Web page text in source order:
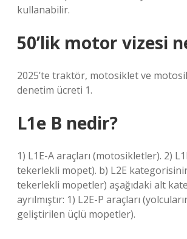
kullanabilir.
50’lik motor vizesi
2025’te traktör, motosiklet ve
denetim ücreti 1.
L1e B nedir?
1) L1E-A araçları (motosikletler). 2)
tekerlekli mopet). b) L2E
tekerlekli mopetler) aşağıdaki alt
ayrılmıştır: 1) L2E-P araçları
geliştirilen üçlü mopetler).